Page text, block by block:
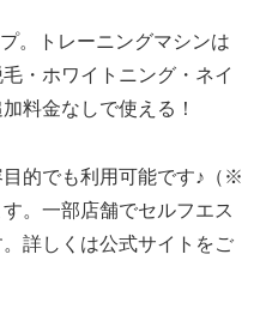
。トレーニングマシンは
・ホワイトニング・ネイ
料金なしで使える！
目的でも利用可能です♪（※
。一部店舗でセルフエス
詳しくは公式サイトをご